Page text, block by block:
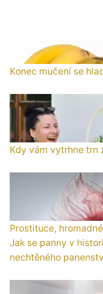
Konec mučení se
Kdy vám vytrhne trn
Prostituce,
Jak se panny v
nechtěného